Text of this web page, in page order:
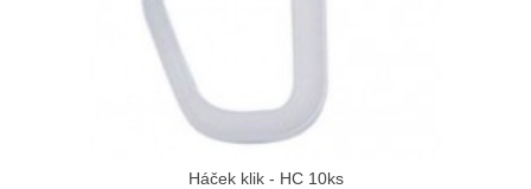
Háček klik - HC 10ks